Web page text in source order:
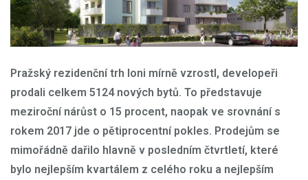
Pražský rezidenční trh loni mírně vzrostl, developeři
prodali celkem 5124 nových bytů. To představuje
meziroční nárůst o 15 procent, naopak ve srovnání s
rokem 2017 jde o pětiprocentní pokles. Prodejům se
mimořádně dařilo hlavně v posledním čtvrtletí, které
bylo nejlepším kvartálem z celého roku a nejlepším